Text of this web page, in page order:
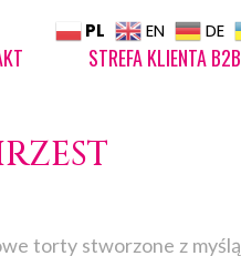
STREFA KLIENTA B2B
torty stworzone z myślą
PL EN DE